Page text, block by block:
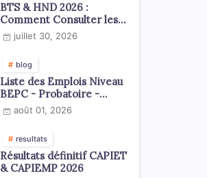
BTS & HND 2026 :
Comment Consulter les
Résultats ?
juillet 30, 2026
blog
Liste des Emplois Niveau
BEPC - Probatoire -
Baccalauréat dispoblible
en 2026
août 01, 2026
resultats
Résultats définitif CAPIET
& CAPIEMP 2026